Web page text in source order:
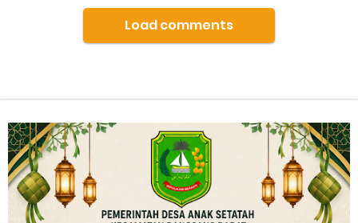
Load comments